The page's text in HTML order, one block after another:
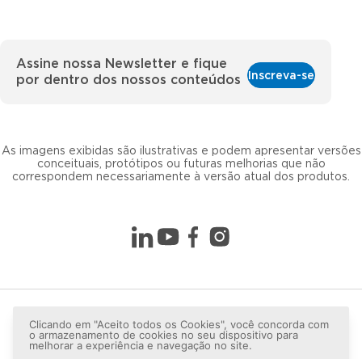
As imagens exibidas são ilustrativas e podem apresentar versões
conceituais, protótipos ou futuras melhorias que não
correspondem necessariamente à versão atual dos produtos.
Assine nossa Newsletter e fique
por dentro dos nossos conteúdos
Inscreva-se
Clicando em "Aceito todos os Cookies", você concorda com
o armazenamento de cookies no seu dispositivo para
melhorar a experiência e navegação no site.